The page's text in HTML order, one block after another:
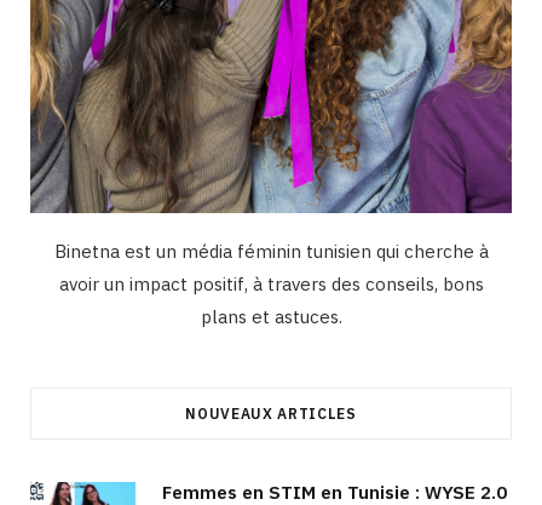
Binetna est un média féminin tunisien qui cherche à
avoir un impact positif, à travers des conseils, bons
plans et astuces.
NOUVEAUX ARTICLES
Femmes en STIM en Tunisie : WYSE 2.0